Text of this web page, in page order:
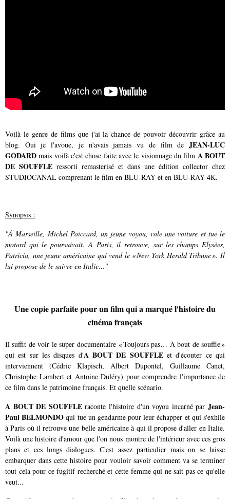
Voilà le genre de films que j'ai la chance de pouvoir découvrir grâce au
blog. Oui je l'avoue, je n'avais jamais vu de film de JEAN-LUC
GODARD mais voilà c'est chose faite avec le visionnage du film A BOUT
DE SOUFFLE ressorti remasterisé et dans une édition collector chez
STUDIOCANAL comprenant le film en BLU-RAY et en BLU-RAY 4K.
Synopsis :
"À Marseille, Michel Poiccard, un jeune voyou, vole une voiture et tue le
motard qui le poursuivait. A Paris, il retrouve, sur les champs Elysées,
Patricia, une jeune américaine qui vend le « New York Herald Tribune ». Il
lui propose de le suivre en Italie…"
Une copie parfaite pour un film qui a marqué l'histoire du
cinéma français
Il suffit de voir le super documentaire « Toujours pas… À bout de souffle »
qui est sur les disques d'A BOUT DE SOUFFLEet d'écouter ce qui
interviennent (Cédric Klapisch, Albert Dupontel, Guillaume Canet,
Christophe Lambert et Antoine Duléry) pour comprendre l'importance de
ce film dans le patrimoine français. Et quelle scénario.
A BOUT DE SOUFFLEraconte l'histoire d'un voyou incarné parJean-
Paul BELMONDO qui tue un gendarme pour leur échapper et qui s'exhile
à Paris où il retrouve une belle américaine à qui il propose d'aller en Italie.
Voilà une histoire d'amour que l'on nous montre de l'intérieur avec ces gros
plans et ces longs dialogues. C'est assez particulier mais on se laisse
embarquer dans cette histoire pour vouloir savoir comment va se terminer
tout cela pour ce fugitif recherché et cette femme qui ne sait pas ce qu'elle
veut...